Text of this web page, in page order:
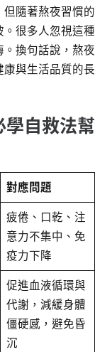
隨著熬夜習慣的
很多人忽視這種
。換句話說，熬夜
與生活品質的長
學自救法幫
對應問題
疲倦、口乾、注
意力不集中、免
疫力下降
促進血液循環與
代謝，減緩身體
僵硬感，避免昏
沉